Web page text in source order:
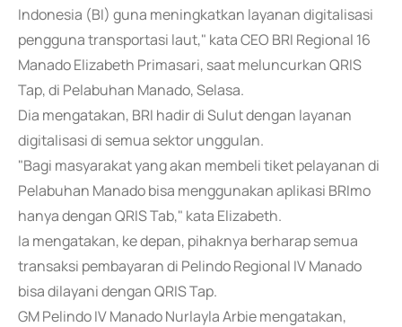
Indonesia (BI) guna meningkatkan layanan digitalisasi
pengguna transportasi laut," kata CEO BRI Regional 16
Manado Elizabeth Primasari, saat meluncurkan QRIS
Tap, di Pelabuhan Manado, Selasa.
Dia mengatakan, BRI hadir di Sulut dengan layanan
digitalisasi di semua sektor unggulan.
"Bagi masyarakat yang akan membeli tiket pelayanan di
Pelabuhan Manado bisa menggunakan aplikasi BRImo
hanya dengan QRIS Tab," kata Elizabeth.
Ia mengatakan, ke depan, pihaknya berharap semua
transaksi pembayaran di Pelindo Regional IV Manado
bisa dilayani dengan QRIS Tap.
GM Pelindo IV Manado Nurlayla Arbie mengatakan,